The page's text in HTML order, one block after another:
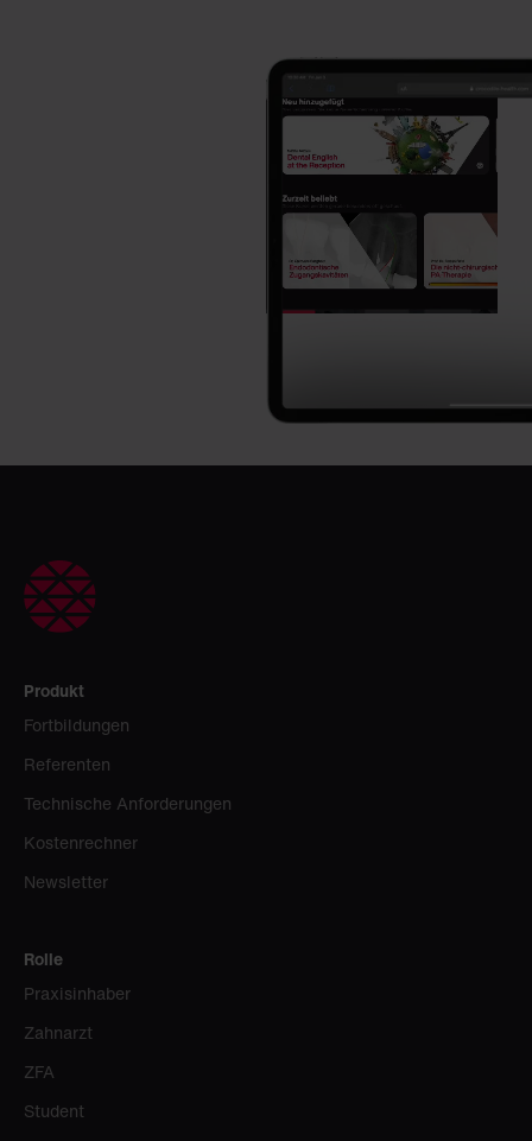
Produkt
Fortbildungen
Referenten
Technische Anforderungen
Kostenrechner
Newsletter
Rolle
Praxisinhaber
Zahnarzt
ZFA
Student